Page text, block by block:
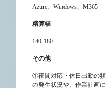
Azure、Windows、M365
精算幅
140-180
その他
①夜間対応・休日出勤の
の発生状況や、作業計画